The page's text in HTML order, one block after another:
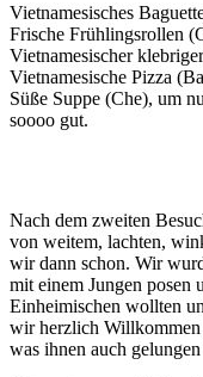
Vietnamesisches
Frische Frühlingsrollen
Vietnamesischer
Vietnamesische Pizza
Süße Suppe (Che), um
soooo gut.
Nach dem zweiten
von weitem, lachten,
wir dann schon. Wir
mit einem Jungen posen
Einheimischen wollten
wir herzlich
was ihnen auch